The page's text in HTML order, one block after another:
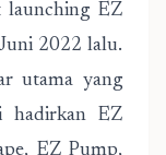
launching EZ
2022 lalu.
utama yang
hadirkan EZ
EZ Pump,